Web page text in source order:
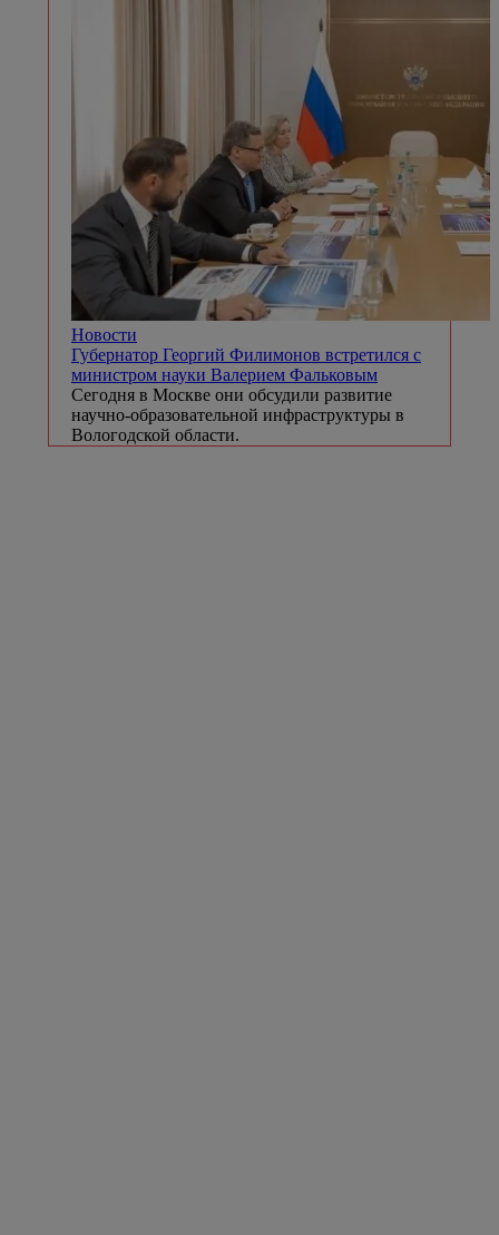
Новости
Губернатор Георгий Филимонов встретился с
министром науки Валерием Фальковым
Сегодня в Москве они обсудили развитие
научно-образовательной инфраструктуры в
Вологодской области.